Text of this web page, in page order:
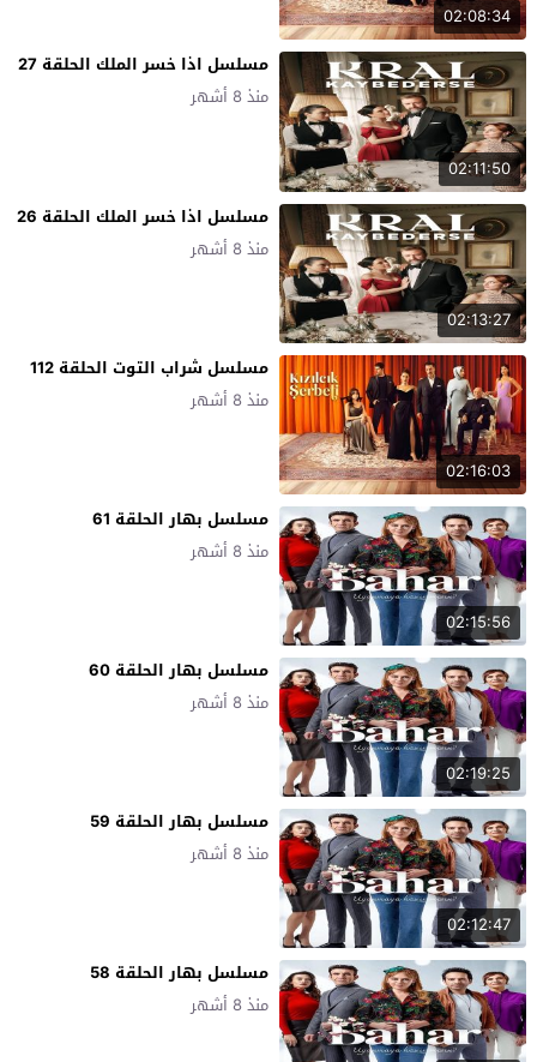
02:08:34
02:11:50
مسلسل اذا خسر الملك الحلقة 27
منذ 8 أشهر
02:13:27
مسلسل اذا خسر الملك الحلقة 26
منذ 8 أشهر
02:16:03
مسلسل شراب التوت الحلقة 112
منذ 8 أشهر
02:15:56
مسلسل بهار الحلقة 61
منذ 8 أشهر
02:19:25
مسلسل بهار الحلقة 60
منذ 8 أشهر
02:12:47
مسلسل بهار الحلقة 59
منذ 8 أشهر
مسلسل بهار الحلقة 58
منذ 8 أشهر